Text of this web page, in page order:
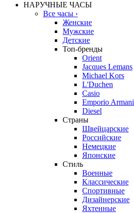
НАРУЧНЫЕ ЧАСЫ
Все часы ›
Женские
Мужские
Детские
Топ-бренды
Orient
Jacques Lemans
Michael Kors
L'Duchen
Casio
Emporio Armani
Diesel
Страны
Швейцарские
Российские
Немецкие
Японские
Стиль
Военные
Классические
Спортивные
Дизайнерские
Яхтенные